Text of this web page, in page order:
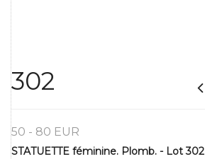
302
50 - 80 EUR
STATUETTE féminine. Plomb. - Lot 302